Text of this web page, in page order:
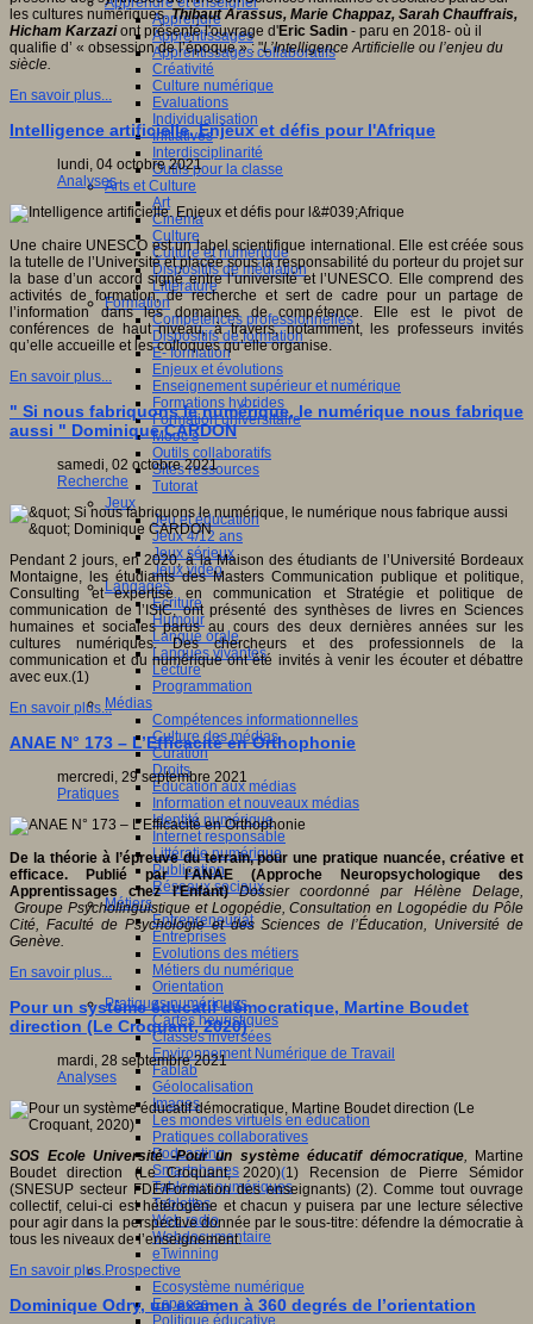
Apprendre
Apprentissages
Apprentissages collaboratifs
Créativité
Culture numérique
Evaluations
Individualisation
Initiatives
Interdisciplinarité
Outils pour la classe
Arts et Culture
Art
Cinéma
Culture
Culture et numérique
Dispositifs de médiation
Littérature
Formation
Compétences professionnelles
Dispositifs de formation
E- formation
Enjeux et évolutions
Enseignement supérieur et numérique
Formations hybrides
Formation universitaire
Mooc’s
Outils collaboratifs
Sites ressources
Tutorat
Jeux
Jeu et éducation
Jeux 4/12 ans
Jeux sérieux
Jeux vidéo
Langages
Ecriture
Humour
Langue orale
Langues vivantes
Lecture
Programmation
Médias
Compétences informationnelles
Culture des médias
Curation
Droits
Education aux médias
Information et nouveaux médias
Identité numérique
Internet responsable
Littératie numérique
Publication
Réseaux sociaux
Métiers
Entrepreneuriat
Entreprises
Evolutions des métiers
Métiers du numérique
Orientation
Pratiques numériques
Cartes heuristiques
Classes inversées
Environnement Numérique de Travail
Fablab
Géolocalisation
Images
Les mondes virtuels en éducation
Pratiques collaboratives
Podcasting
Smartphones
Tableaux numériques
Tablettes
Web radio
Webdocumentaire
eTwinning
Prospective
Ecosystème numérique
Espaces
Politique éducative
les cultures numériques.Thibaut Arassus, Marie Chappaz, Sarah Chauffrais,
Hicham Karzazi ont présenté l'ouvrage d'Eric Sadin - paru en 2018- où il
qualifie d’ « obsession de l’époque » : "L’Intelligence Artificielle ou l’enjeu du
siècle.
En savoir plus...
Intelligence artificielle. Enjeux et défis pour l'Afrique
lundi, 04 octobre 2021
Analyses
Une chaire UNESCO est un label scientifique international. Elle est créée sous
la tutelle de l’Université et placée sous la responsabilité du porteur du projet sur
la base d’un accord signé entre l’université et l’UNESCO. Elle comprend des
activités de formation, de recherche et sert de cadre pour un partage de
l’information dans les domaines de compétence. Elle est le pivot de
conférences de haut niveau, à travers, notamment, les professeurs invités
qu’elle accueille et les colloques qu’elle organise.
En savoir plus...
" Si nous fabriquons le numérique, le numérique nous fabrique
aussi " Dominique CARDON
samedi, 02 octobre 2021
Recherche
Pendant 2 jours, en 2020, à la Maison des étudiants de l’Université Bordeaux
Montaigne, les étudiants des Masters Communication publique et politique,
Consulting et expertise en communication et Stratégie et politique de
communication de l’ISIC, ont présenté des synthèses de livres en Sciences
humaines et sociales parus au cours des deux dernières années sur les
cultures numériques. Des chercheurs et des professionnels de la
communication et du numérique ont été invités à venir les écouter et débattre
avec eux.(1)
En savoir plus...
ANAE N° 173 – L’Efficacité en Orthophonie
mercredi, 29 septembre 2021
Pratiques
De la théorie à l’épreuve du terrain, pour une pratique nuancée, créative et
efficace. Publié par l'ANAE (Approche Neuropsychologique des
Apprentissages chez l'Enfant)Dossier coordonné par Hélène Delage,
Groupe Psycholinguistique et Logopédie, Consultation en Logopédie du Pôle
Cité, Faculté de Psychologie et des Sciences de l’Éducation, Université de
Genève.
En savoir plus...
Pour un système éducatif démocratique, Martine Boudet
direction (Le Croquant, 2020)
mardi, 28 septembre 2021
Analyses
SOS Ecole Université -Pour un système éducatif démocratique,
Martine
Boudet direction (Le Croquant, 2020)(1) Recension de Pierre Sémidor
(SNESUP secteur FDE/Formation des enseignants) (2).Comme tout ouvrage
collectif, celui-ci est hétérogène et chacun y puisera par une lecture sélective
pour agir dans la perspective donnée par le sous-titre: défendre la démocratie à
tous les niveaux de l’enseignement.
En savoir plus...
Dominique Odry, un examen à 360 degrés de l’orientation